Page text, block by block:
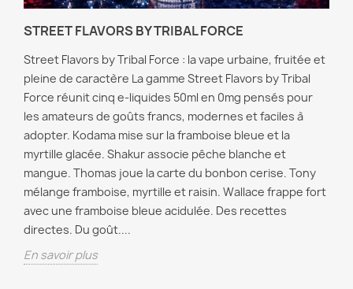
STREET FLAVORS BY TRIBAL FORCE
Street Flavors by Tribal Force : la vape urbaine, fruitée et
pleine de caractère La gamme Street Flavors by Tribal
Force réunit cinq e-liquides 50ml en 0mg pensés pour
les amateurs de goûts francs, modernes et faciles à
adopter. Kodama mise sur la framboise bleue et la
myrtille glacée. Shakur associe pêche blanche et
mangue. Thomas joue la carte du bonbon cerise. Tony
mélange framboise, myrtille et raisin. Wallace frappe fort
avec une framboise bleue acidulée. Des recettes
directes. Du goût....
En savoir plus